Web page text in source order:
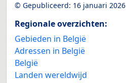
© Gepubliceerd: 16 januari 2026
Regionale overzichten:
Gebieden in België
Adressen in België
België
Landen wereldwijd